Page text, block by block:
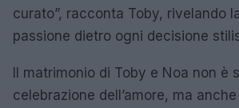
curato”, racconta Toby, rivelando
passione dietro ogni decisione
Il matrimonio di Toby e Noa non è
celebrazione dell’amore, ma